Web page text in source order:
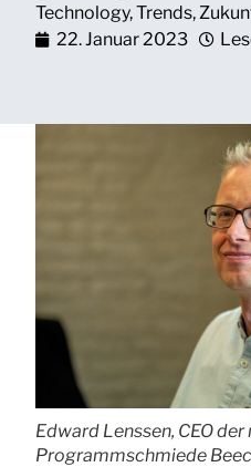
Technology,Trends,
22. Januar 2023
Edward Lenssen, CEO
Programmschmiede